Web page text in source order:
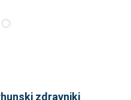
zdravniki